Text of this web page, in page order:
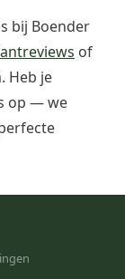
bij Boender
of
Heb je
op — we